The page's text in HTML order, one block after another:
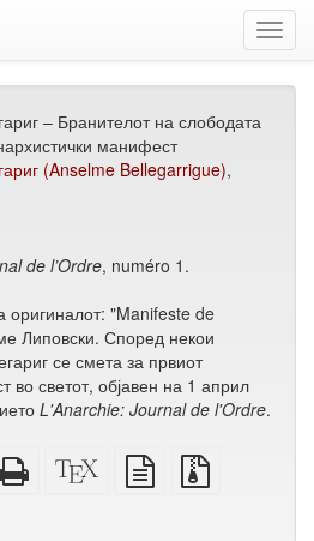
– Бранителот на слободата
манифест
(Anselme Bellegarrigue),
de l’Ordre, numéro 1.
оригиналот: "Manifeste de
Липовски. Според некои
се смета за првиот
во светот, објавен на 1 април
L'Anarchie: Journal de l'Ordre.
Целосен
HTML
XeLaTeX
извор
изворот